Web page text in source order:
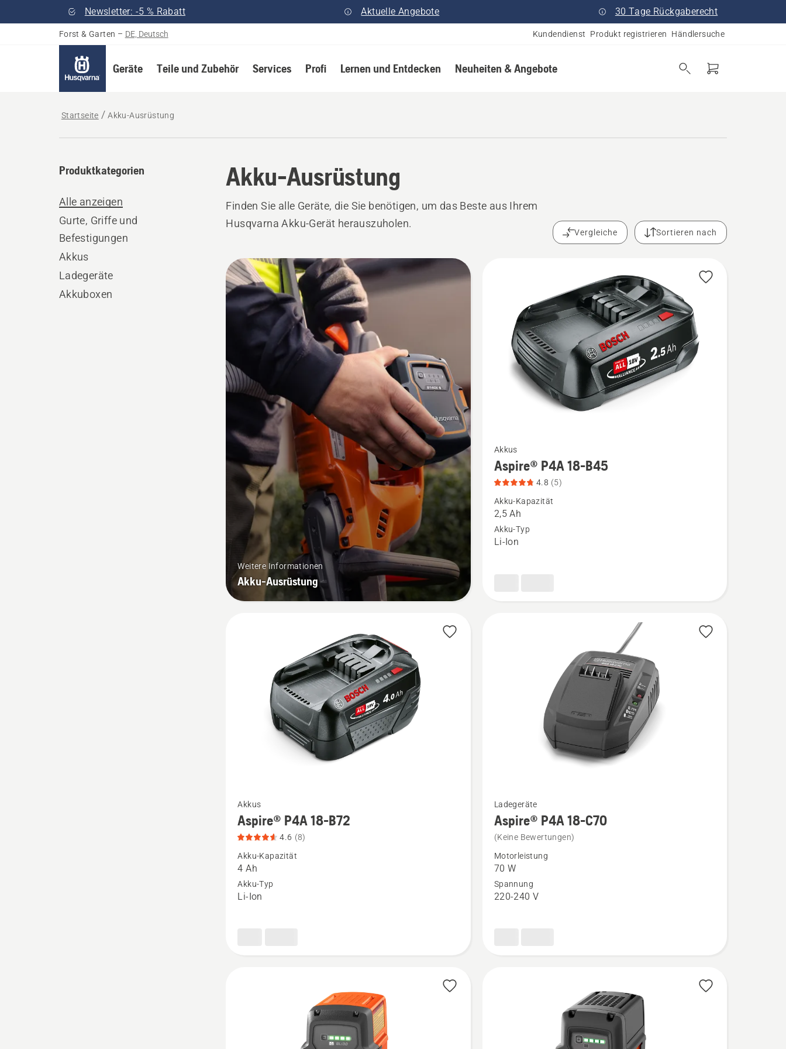
Newsletter: -5 % Rabatt Aktuelle Angebote 30 Tage Rückgaberecht
Forst & Garten – DE, Deutsch Kundendienst Produkt registrieren Händlersuche
Geräte Teile und Zubehör Services Profi Lernen und Entdecken Neuheiten & Angebote
Startseite Akku-Ausrüstung
Akku-Ausrüstung
Produktkategorien
Alle anzeigen
Gurte, Griffe und
Befestigungen
Akkus
Ladegeräte
Akkuboxen
Finden Sie alle Geräte, die Sie benötigen, um das Beste aus Ihrem
Husqvarna Akku-Gerät herauszuholen.
Vergleiche Sortieren nach
Alle
Produkte
Weitere Informationen
Akku-Ausrüstung
Details
P4A
18-
B45
Akkus
Aspire® P4A 18-B45
4.8 (5)
Akku-Kapazität
2,5 Ah
Akku-Typ
Li-Ion
Details
zu
P4A
18-
B72
Akkus
Aspire® P4A 18-B72
4.6 (8)
Akku-Kapazität
4 Ah
Akku-Typ
Li-Ion
Details
Aspire®
P4A
18-
C70
Ladegeräte
Aspire® P4A 18-C70
(Keine Bewertungen)
Motorleistung
70 W
Spannung
220-240 V